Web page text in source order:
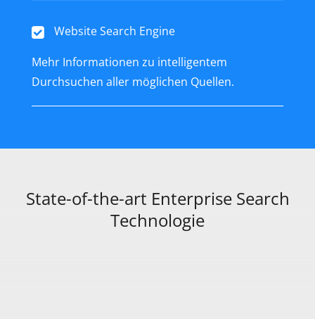
Website Search Engine
Mehr Informationen zu intelligentem
Durchsuchen aller möglichen Quellen.
State-of-the-art Enterprise Search
Technologie